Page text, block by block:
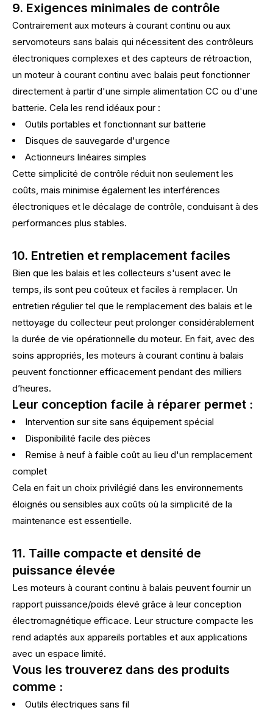
9. Exigences minimales de contrôle
Contrairement aux moteurs à courant continu ou aux
servomoteurs sans balais qui nécessitent des contrôleurs
électroniques complexes et des capteurs de rétroaction,
un moteur à courant continu avec balais peut fonctionner
directement à partir d'une simple alimentation CC ou d'une
batterie. Cela les rend idéaux pour :
Outils portables et fonctionnant sur batterie
Disques de sauvegarde d'urgence
Actionneurs linéaires simples
Cette simplicité de contrôle réduit non seulement les
coûts, mais minimise également les interférences
électroniques et le décalage de contrôle, conduisant à des
performances plus stables.
10. Entretien et remplacement faciles
Bien que les balais et les collecteurs s'usent avec le
temps, ils sont peu coûteux et faciles à remplacer. Un
entretien régulier tel que le remplacement des balais et le
nettoyage du collecteur peut prolonger considérablement
la durée de vie opérationnelle du moteur. En fait, avec des
soins appropriés, les moteurs à courant continu à balais
peuvent fonctionner efficacement pendant des milliers
d’heures.
Leur conception facile à réparer permet :
Intervention sur site sans équipement spécial
Disponibilité facile des pièces
Remise à neuf à faible coût au lieu d'un remplacement
complet
Cela en fait un choix privilégié dans les environnements
éloignés ou sensibles aux coûts où la simplicité de la
maintenance est essentielle.
11. Taille compacte et densité de
puissance élevée
Les moteurs à courant continu à balais peuvent fournir un
rapport puissance/poids élevé grâce à leur conception
électromagnétique efficace. Leur structure compacte les
rend adaptés aux appareils portables et aux applications
avec un espace limité.
Vous les trouverez dans des produits
comme :
Outils électriques sans fil